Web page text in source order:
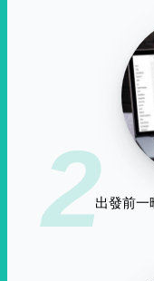
2出發前一